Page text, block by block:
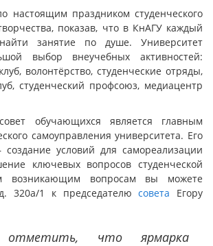
настоящим праздником студенческого
показав, что в КнАГУ каждый
занятие по душе. Университет
выбор внеучебных активностей:
волонтёрство, студенческие отряды,
студенческий профсоюз, медиацентр
обучающихся является главным
самоуправления университета. Его
условий для самореализации
ключевых вопросов студенческой
возникающим вопросам вы можете
320а/1 к председателюсовета Егору
что ярмарка